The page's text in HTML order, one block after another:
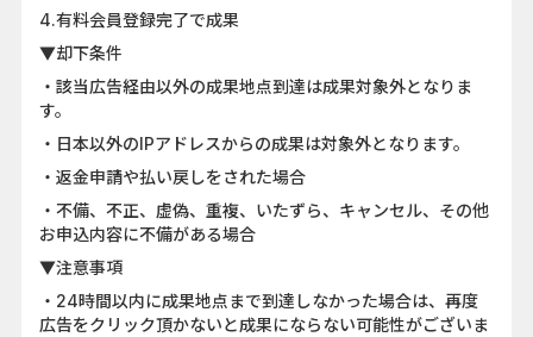
4.有料会員登録完了で成果
▼却下条件
・該当広告経由以外の成果地点到達は成果対象外となりま
す。
・日本以外のIPアドレスからの成果は対象外となります。
・返金申請や払い戻しをされた場合
・不備、不正、虚偽、重複、いたずら、キャンセル、その他
お申込内容に不備がある場合
▼注意事項
・24時間以内に成果地点まで到達しなかった場合は、再度
広告をクリック頂かないと成果にならない可能性がございま